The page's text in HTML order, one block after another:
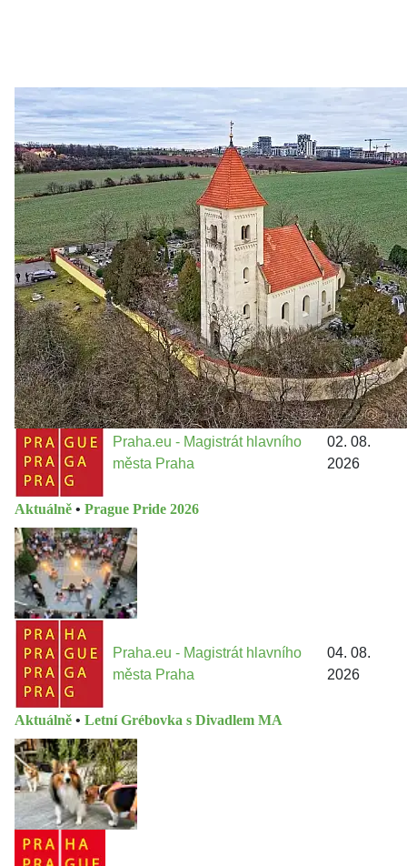
Zastanem se 03. 08. 2026
Politika • Volební seriál #02: Nová výstavba v jihozápadním
městě
Jakými nástroji navrhujete vstupovat z pozice ÚMČ Praha
13 do procesů developerské výstavby např. v lokalitě
Třebonice a Chaby, kterou umožňuje nově schválený
Metropolitn...
Praha.eu - Magistrát hlavního
města Praha
02. 08.
2026
Aktuálně • Prague Pride 2026
Praha.eu - Magistrát hlavního
města Praha
04. 08.
2026
Aktuálně • Letní Grébovka s Divadlem MA